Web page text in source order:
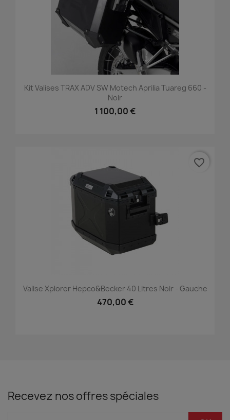
Kit Valises TRAX ADV SW Motech Aprilia Tuareg 660 -
Noir
1 100,00 €
Valise Xplorer Hepco&Becker 40 Litres Noir - Gauche
470,00 €
favorite_border
Recevez nos offres spéciales